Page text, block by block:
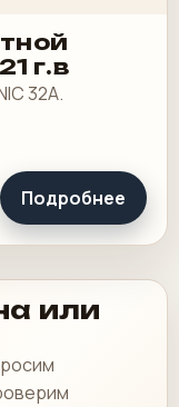
г.в
32A.
Подробнее
или